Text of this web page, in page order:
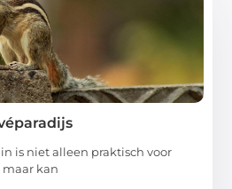
is niet alleen praktisch voor
kan